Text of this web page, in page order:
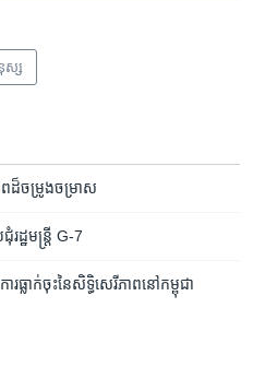
ស្ស
ដ៏​ចម្រូងចម្រាស
ដ្ឋ​មន្ត្រី G-7
លាក់​ចុះ​នៃ​សិទ្ធិ​សេរីភាព​នៅ​កម្ពុជា​